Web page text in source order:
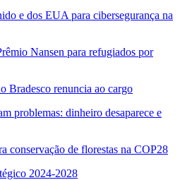
e dos EUA para cibersegurança na
Nansen para refugiados por
Bradesco renuncia ao cargo
problemas: dinheiro desaparece e
conservação de florestas na COP28
2024-2028